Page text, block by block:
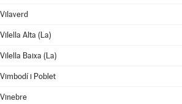
Vilaverd
Vilella Alta (La)
Vilella Baixa (La)
Vimbodí i Poblet
Vinebre